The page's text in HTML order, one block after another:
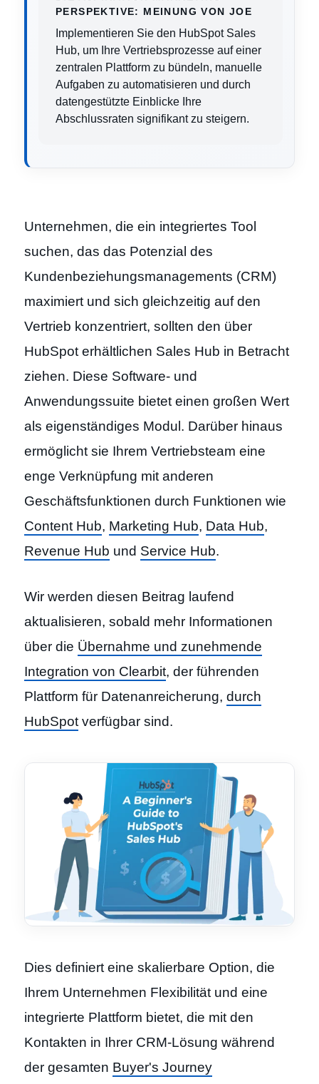
PERSPEKTIVE: MEINUNG VON JOE
Implementieren Sie den HubSpot Sales
Hub, um Ihre Vertriebsprozesse auf einer
zentralen Plattform zu bündeln, manuelle
Aufgaben zu automatisieren und durch
datengestützte Einblicke Ihre
Abschlussraten signifikant zu steigern.
Unternehmen, die ein integriertes Tool
suchen, das das Potenzial des
Kundenbeziehungsmanagements (CRM)
maximiert und sich gleichzeitig auf den
Vertrieb konzentriert, sollten den über
HubSpot erhältlichen Sales Hub in Betracht
ziehen. Diese Software- und
Anwendungssuite bietet einen großen Wert
als eigenständiges Modul. Darüber hinaus
ermöglicht sie Ihrem Vertriebsteam eine
enge Verknüpfung mit anderen
Geschäftsfunktionen durch Funktionen wie
Content Hub, Marketing Hub, Data Hub,
Revenue Hub und Service Hub.
Wir werden diesen Beitrag laufend
aktualisieren, sobald mehr Informationen
über die Übernahme und zunehmende
Integration von Clearbit, der führenden
Plattform für Datenanreicherung, durch
HubSpot verfügbar sind.
Dies definiert eine skalierbare Option, die
Ihrem Unternehmen Flexibilität und eine
integrierte Plattform bietet, die mit den
Kontakten in Ihrer CRM-Lösung während
der gesamten Buyer's Journey